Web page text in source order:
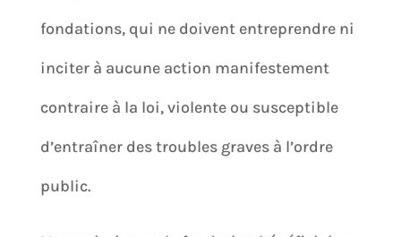
fondations, qui ne doivent entreprendre ni
inciter à aucune action manifestement
contraire à la loi, violente ou susceptible
d’entraîner des troubles graves à l’ordre
public.